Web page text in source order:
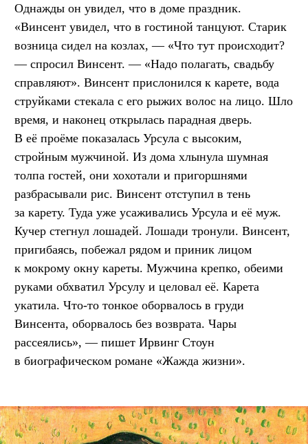
Однажды он увидел, что в доме праздник.
«Винсент увидел, что в гостиной танцуют. Старик
возница сидел на козлах, — «Что тут происходит?
— спросил Винсент. — «Надо полагать, свадьбу
справляют». Винсент прислонился к карете, вода
струйками стекала с его рыжих волос на лицо. Шло
время, и наконец открылась парадная дверь.
В её проёме показалась Урсула с высоким,
стройным мужчиной. Из дома хлынула шумная
толпа гостей, они хохотали и пригоршнями
разбрасывали рис. Винсент отступил в тень
за карету. Туда уже усаживались Урсула и её муж.
Кучер стегнул лошадей. Лошади тронули. Винсент,
пригибаясь, побежал рядом и приник лицом
к мокрому окну кареты. Мужчина крепко, обеими
руками обхватил Урсулу и целовал её. Карета
укатила. Что-то тонкое оборвалось в груди
Винсента, оборвалось без возврата. Чары
рассеялись», — пишет Ирвинг Стоун
в биографическом романе «Жажда жизни».